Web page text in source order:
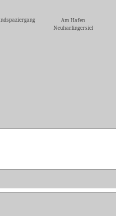
Am Hafen
Neuharlingersiel